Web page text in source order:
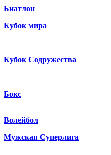
Биатлон
Кубок мира
Кубок Содружества
Бокс
Волейбол
Мужская Суперлига